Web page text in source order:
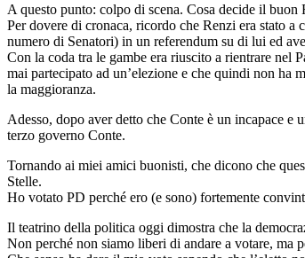
A questo punto: colpo di scena. Cosa decide il
Per dovere di cronaca, ricordo che Renzi era stato
numero di Senatori) in un referendum su di lui ed
Con la coda tra le gambe era riuscito a rientrare nel
mai partecipato ad un’elezione e che quindi non ha
la maggioranza.
Adesso, dopo aver detto che Conte è un incapace
terzo governo Conte.
Tornando ai miei amici buonisti, che dicono che
Stelle.
Ho votato PD perché ero (e sono) fortemente
Il teatrino della politica oggi dimostra che la
Non perché non siamo liberi di andare a votare, ma